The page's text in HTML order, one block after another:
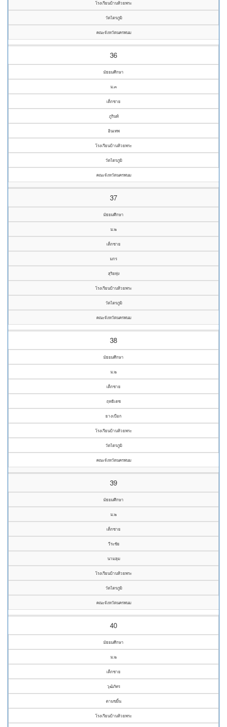
โรงเรียนบ้านห้วยพระ
วัดไตรภูมิ
คณะจังหวัดนครพนม
36
มัธยมศึกษา
ม.๓
เด็กชาย
ภูรินท์
อินเทพ
โรงเรียนบ้านห้วยพระ
วัดไตรภูมิ
คณะจังหวัดนครพนม
37
มัธยมศึกษา
ม.๒
เด็กชาย
มกร
สุริยทุ่ง
โรงเรียนบ้านห้วยพระ
วัดไตรภูมิ
คณะจังหวัดนครพนม
38
มัธยมศึกษา
ม.๒
เด็กชาย
ฤทธิเดช
ยางเบือก
โรงเรียนบ้านห้วยพระ
วัดไตรภูมิ
คณะจังหวัดนครพนม
39
มัธยมศึกษา
ม.๒
เด็กชาย
วีระชัย
นามลุม
โรงเรียนบ้านห้วยพระ
วัดไตรภูมิ
คณะจังหวัดนครพนม
40
มัธยมศึกษา
ม.๒
เด็กชาย
วุฒิภัทร
ตามขมิ้น
โรงเรียนบ้านห้วยพระ